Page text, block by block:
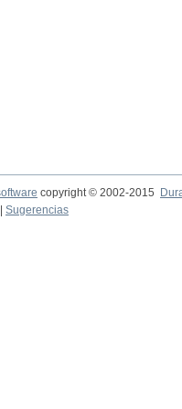
copyright © 2002-2015
Sugerencias